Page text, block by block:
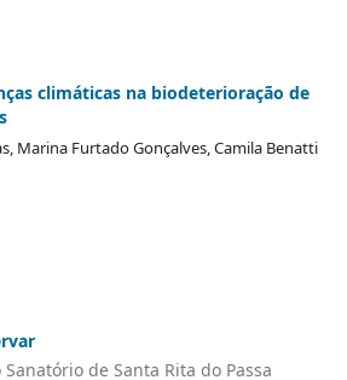
climáticas na biodeterioração de
Marina Furtado Gonçalves, Camila Benatti
de Santa Rita do Passa